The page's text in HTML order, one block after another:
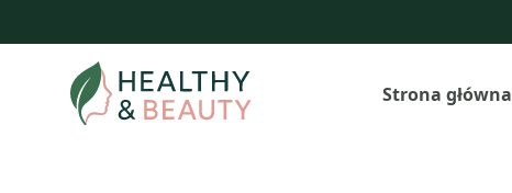
do
Strona główna